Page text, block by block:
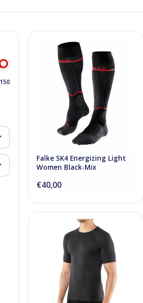
150
Falke SK4 Energizing Light Women
Black-Mix
ADD TO CART
Falke SK4 Energizing Light
Women Black-Mix
€40,00
Falke Wool Tech Short Sleeved
Shirt Regular M Black
ADD TO CART